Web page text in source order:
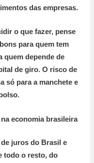
das empresas.
o que fazer, pense
para quem tem
quem depende de
de giro. O risco de
só para a manchete e
economia brasileira
juros do Brasil e
todo o resto, do